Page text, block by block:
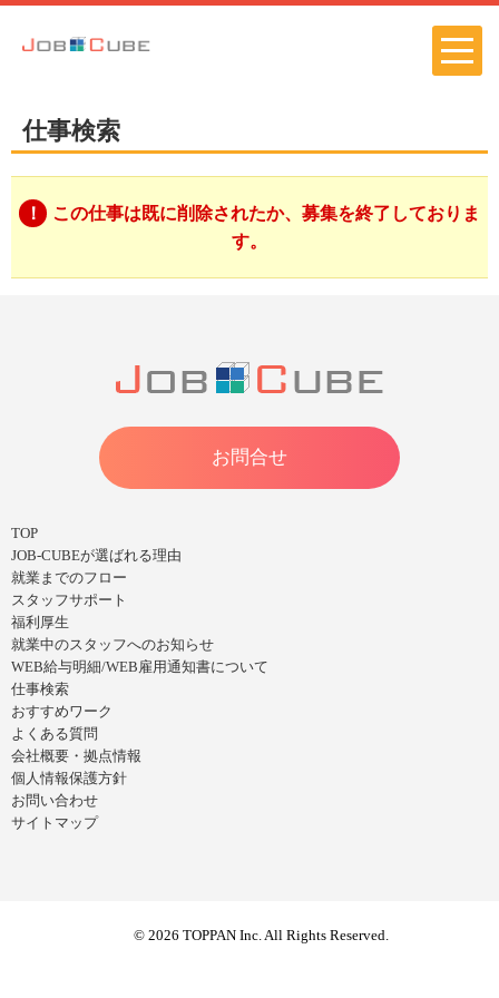
仕事検索
この仕事は既に削除されたか、募集を終了しておりま
す。
お問合せ
TOP
JOB-CUBEが選ばれる理由
就業までのフロー
スタッフサポート
福利厚生
就業中のスタッフへのお知らせ
WEB給与明細/WEB雇用通知書について
仕事検索
おすすめワーク
よくある質問
会社概要・拠点情報
個人情報保護方針
お問い合わせ
サイトマップ
© 2026 TOPPAN Inc. All Rights Reserved.